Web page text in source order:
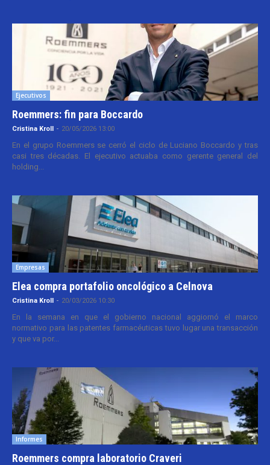
Ejecutivos
Roemmers: fin para Boccardo
Cristina Kroll - 20/05/2026 13:00
En el grupo Roemmers se cerró el ciclo de Luciano Boccardo y tras
casi tres décadas. El ejecutivo actuaba como gerente general del
holding...
Empresas
Elea compra portafolio oncológico a Celnova
Cristina Kroll - 20/03/2026 10:30
En la semana en que el gobierno nacional aggiornó el marco
normativo para las patentes farmacéuticas tuvo lugar una transacción
y que va por...
Informes
Roemmers compra laboratorio Craveri